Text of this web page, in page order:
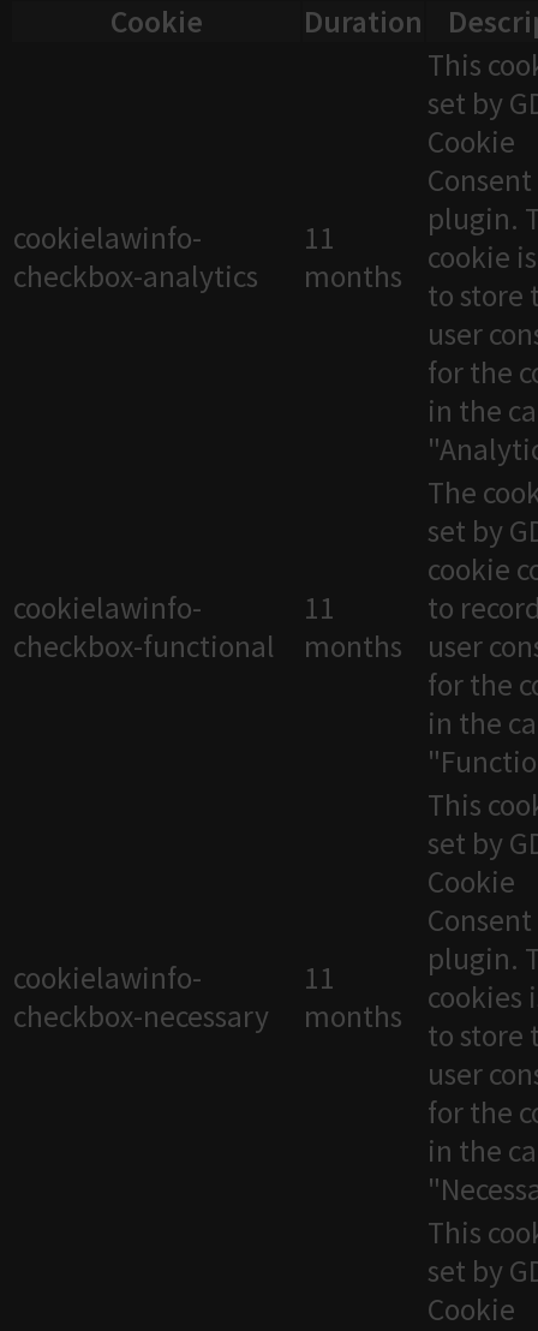
Cookie
Duration
cookielawinfo-
checkbox-analytics
11
months
This
set by
Cookie
Consent
plugin.
cookie
to store
user
for the
in the
cookielawinfo-
checkbox-functional
11
months
The
set by
cookie
to
user
for the
in the
cookielawinfo-
checkbox-necessary
11
months
This
set by
Cookie
Consent
plugin.
cookies
to store
user
for the
in the
This
set by
Cookie